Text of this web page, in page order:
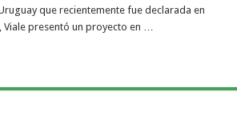
que recientemente fue declarada en
Viale presentó un proyecto en …